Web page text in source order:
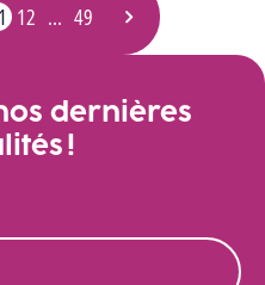
Page actuelle
Page
12 …
Page
49
Page suivante
dernières
!